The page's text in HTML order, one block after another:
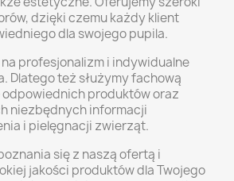
dzięki czemu każdy klient
dla swojego pupila.
profesjonalizm i indywidualne
Dlatego też służymy fachową
produktów oraz
niezbędnych informacji
i pielęgnacji zwierząt.
się z naszą ofertą i
jakości produktów dla Twojego